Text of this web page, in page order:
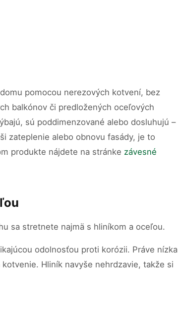
pomocou nerezových kotvení, bez
balkónov či predložených oceľových
sú poddimenzované alebo dosluhujú –
zateplenie alebo obnovu fasády, je to
produkte nájdete na stránke závesné
sa stretnete najmä s hliníkom a oceľou.
odolnosťou proti korózii. Práve nízka
Hliník navyše nehrdzavie, takže si